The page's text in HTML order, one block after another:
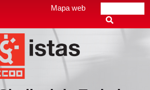
Mapa web